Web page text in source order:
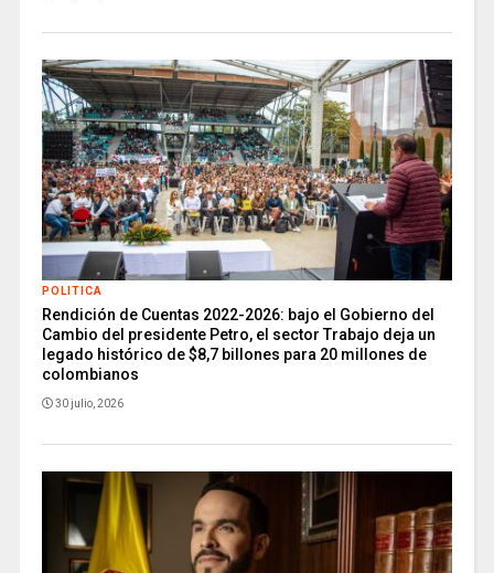
POLITICA
Rendición de Cuentas 2022-2026: bajo el Gobierno del
Cambio del presidente Petro, el sector Trabajo deja un
legado histórico de $8,7 billones para 20 millones de
colombianos
30 julio, 2026